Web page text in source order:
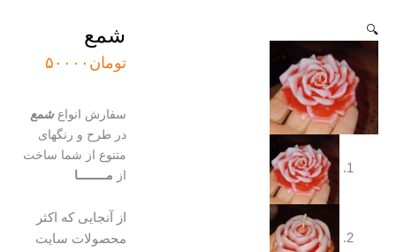
شمع
تومان۵۰۰۰۰
سفارش انواعشمع
در طرح و رنگهای
متنوع از شما ساخت
مــــــــا
از آنجایی که اکثر
محصولات سایت